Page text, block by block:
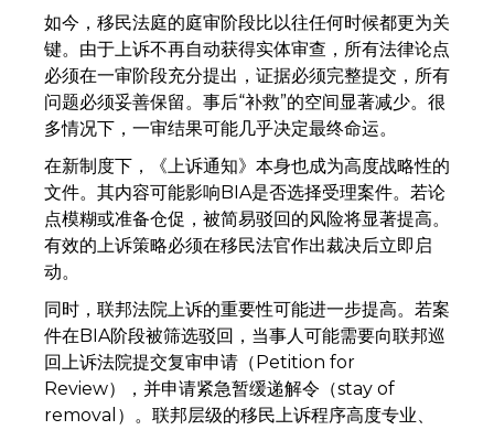
如今，移民法庭的庭审阶段比以往任何时候都更为关
键。由于上诉不再自动获得实体审查，所有法律论点
必须在一审阶段充分提出，证据必须完整提交，所有
问题必须妥善保留。事后“补救”的空间显著减少。很
多情况下，一审结果可能几乎决定最终命运。
在新制度下，《上诉通知》本身也成为高度战略性的
文件。其内容可能影响BIA是否选择受理案件。若论
点模糊或准备仓促，被简易驳回的风险将显著提高。
有效的上诉策略必须在移民法官作出裁决后立即启
动。
同时，联邦法院上诉的重要性可能进一步提高。若案
件在BIA阶段被筛选驳回，当事人可能需要向联邦巡
回上诉法院提交复审申请（Petition for
Review），并申请紧急暂缓递解令（stay of
removal）。联邦层级的移民上诉程序高度专业、